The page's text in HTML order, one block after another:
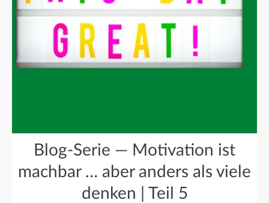
Blog-Serie — Motivation ist
machbar … aber anders als viele
denken | Teil 5